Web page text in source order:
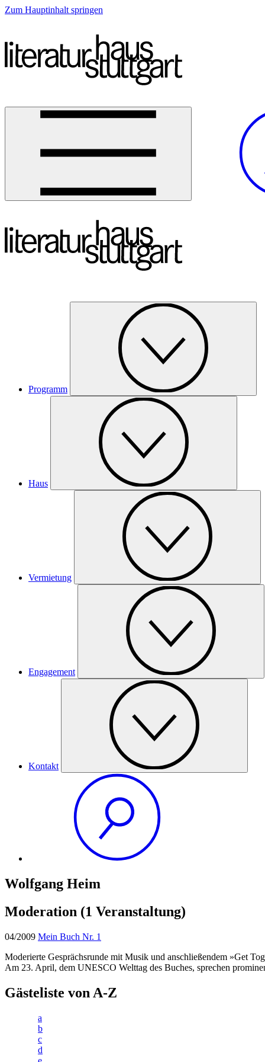
Zum Hauptinhalt springen
Programm
Haus
Vermietung
Engagement
Kontakt
Wolfgang Heim
Moderation (1 Veranstaltung)
04/2009 Mein Buch Nr. 1
Moderierte Gesprächsrunde mit Musik und anschließendem »Get
Am 23. April, dem UNESCO Welttag des Buches, sprechen
Gästeliste von A-Z
a
b
c
d